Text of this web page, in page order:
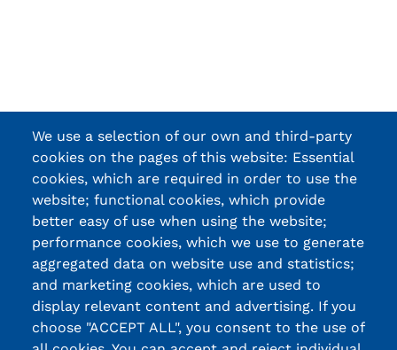
We use a selection of our own and third-party
cookies on the pages of this website: Essential
cookies, which are required in order to use the
website; functional cookies, which provide
better easy of use when using the website;
performance cookies, which we use to generate
aggregated data on website use and statistics;
and marketing cookies, which are used to
display relevant content and advertising. If you
choose "ACCEPT ALL", you consent to the use of